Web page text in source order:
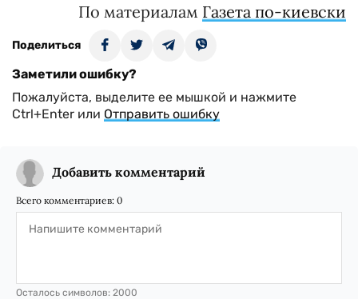
По материалам Газета по-киевски
Поделиться
Заметили ошибку?
Пожалуйста, выделите ее мышкой и нажмите
Ctrl+Enter или Отправить ошибку
Добавить комментарий
Всего комментариев: 0
Осталось символов: 2000